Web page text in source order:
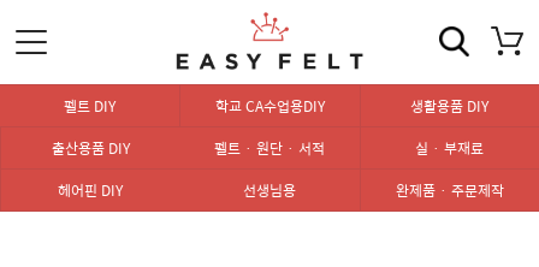
펠트 DIY 학교 CA수업용DIY
생활용품 DIY
출산용품 DIY
펠트 · 원단 · 서적
실 · 부재료
헤어핀 DIY
선생님용 완제품 · 주문제작